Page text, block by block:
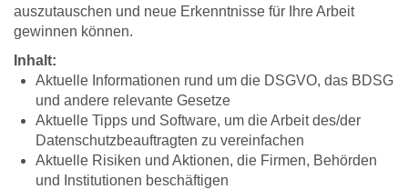
auszutauschen und neue Erkenntnisse für Ihre Arbeit
gewinnen können.
Inhalt:
Aktuelle Informationen rund um die DSGVO, das BDSG
und andere relevante Gesetze
Aktuelle Tipps und Software, um die Arbeit des/der
Datenschutzbeauftragten zu vereinfachen
Aktuelle Risiken und Aktionen, die Firmen, Behörden
und Institutionen beschäftigen